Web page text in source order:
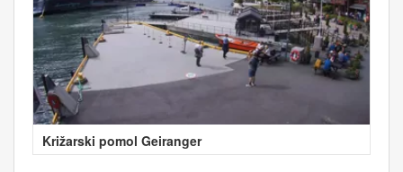
Križarski pomol Geiranger